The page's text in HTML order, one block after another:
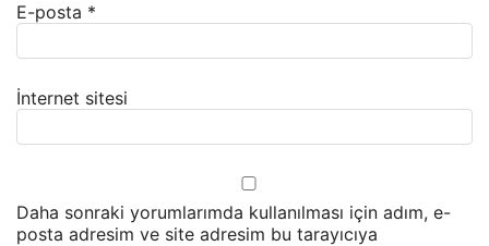
E-posta *
İnternet sitesi
Daha sonraki yorumlarımda kullanılması için adım, e-
posta adresim ve site adresim bu tarayıcıya